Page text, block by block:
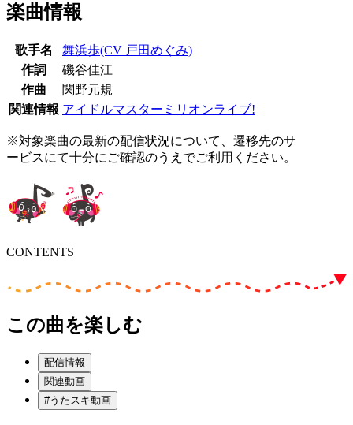
楽曲情報
歌手名
舞浜歩(CV 戸田めぐみ)
作詞
磯谷佳江
作曲
関野元規
関連情報 アイドルマスターミリオンライブ!
※対象楽曲の最新の配信状況について、遷移先のサ
ービスにて十分にご確認のうえでご利用ください。
CONTENTS
この曲を楽しむ
配信情報
関連動画
#うたスキ動画